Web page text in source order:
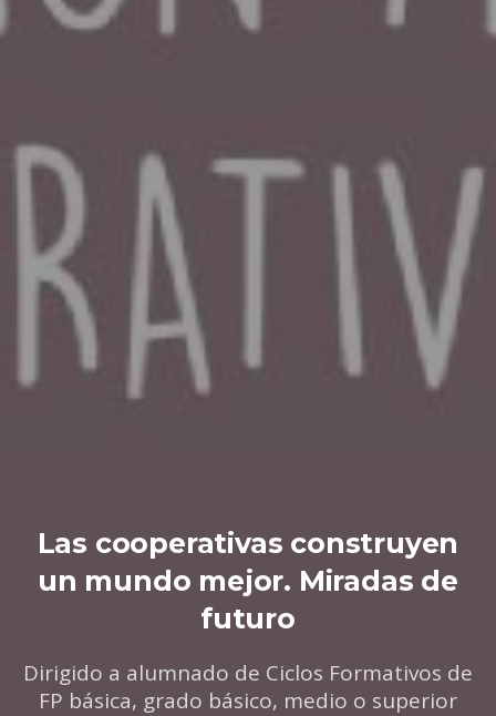
Las cooperativas construyen
un mundo mejor. Miradas de
futuro
Dirigido a alumnado de Ciclos Formativos de
FP básica, grado básico, medio o superior